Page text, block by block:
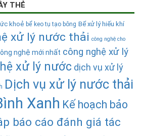
THẺ
khoẻ bể keo tụ tạo bông Bể xử lý hiếu khí
xử lý nước thải công nghệ cho
nghệ mới nhất công nghệ xử lý
xử lý nước dịch vụ xử lý
Dịch vụ xử lý nước thải
Xanh Kế hoạch bảo
báo cáo đánh giá tác